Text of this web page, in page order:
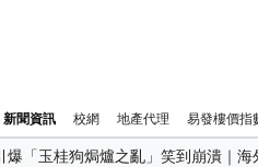
新聞資訊 校網 地產代理 易發樓價指
「玉桂狗焗爐之亂」笑到崩潰｜